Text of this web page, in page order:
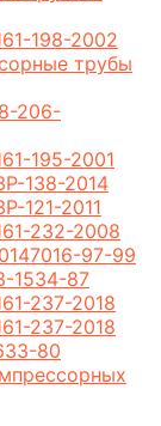
198-2002
трубы
206-
195-2001
138-2014
121-2011
232-2008
97-99
1534-87
237-2018
237-2018
80